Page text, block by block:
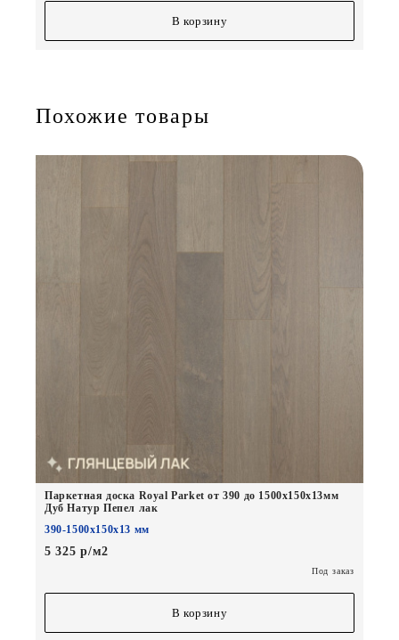
В корзину
Похожие товары
Паркетная доска Royal Parket от 390 до 1500х150х13мм
Дуб Натур Пепел лак
390-1500х150х13 мм
5 325 р/м2
Под заказ
В корзину